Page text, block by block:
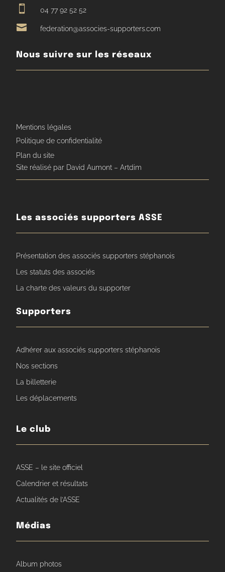
 04 77 92 52 52
 federation@associes-supporters.com
Nous suivre sur les réseaux
Mentions légales
Politique de confidentialité
Plan du site
Site réalisé par David Aumont – Artdim
Les associés supporters ASSE
Présentation des associés supporters stéphanois
Les statuts des associés
La charte des valeurs du supporter
Supporters
Adhérer aux associés supporters stéphanois
Nos sections
La billetterie
Les déplacements
Le club
ASSE – le site officiel
Calendrier et résultats
Actualités de l’ASSE
Médias
Album photos